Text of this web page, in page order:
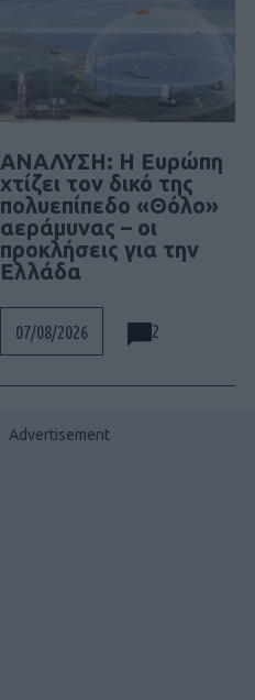
ΑΝΑΛΥΣΗ: Η Ευρώπη
χτίζει τον δικό της
πολυεπίπεδο «Θόλο»
αεράμυνας – οι
προκλήσεις για την
Ελλάδα
07/08/2026 2